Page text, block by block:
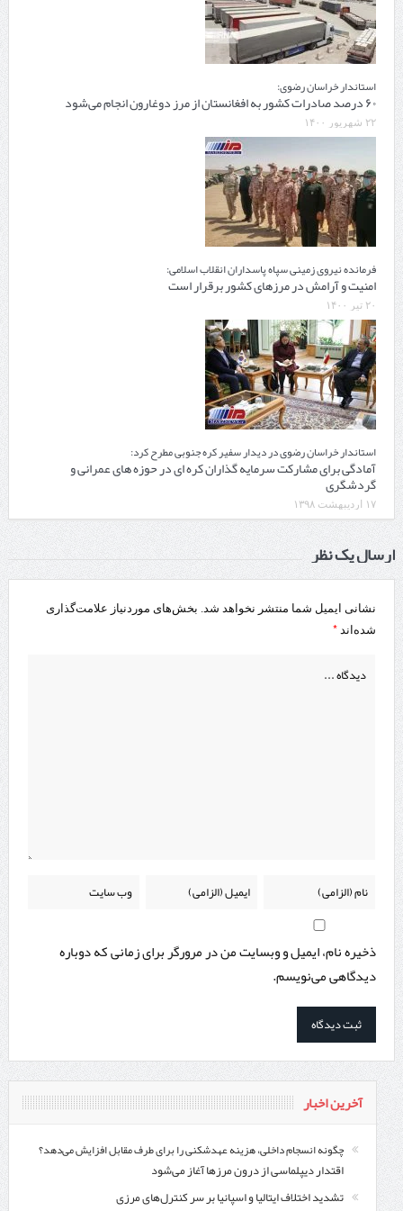
استاندار خراسان رضوی:
۶۰ درصد صادرات کشور به افغانستان از مرز دوغارون انجام می‌شود
۲۲ شهریور ۱۴۰۰
فرمانده نیروی زمینی سپاه پاسداران انقلاب اسلامی:
امنیت و آرامش در مرزهای کشور برقرار است
۲۰ تیر ۱۴۰۰
استاندار خراسان رضوی در دیدار سفیر کره جنوبی مطرح کرد:
آمادگی برای مشارکت سرمایه گذاران کره ای در حوزه های عمرانی و
گردشگری
۱۷ اردیبهشت ۱۳۹۸
ارسال یک نظر
نشانی ایمیل شما منتشر نخواهد شد. بخش‌های موردنیاز علامت‌گذاری
شده‌اند *
ذخیره نام، ایمیل و وبسایت من در مرورگر برای زمانی که دوباره
دیدگاهی می‌نویسم.
آخرین اخبار
چگونه انسجام داخلی، هزینه عهدشکنی را برای طرف مقابل افزایش می‌دهد؟
اقتدار دیپلماسی از درون مرزها آغاز می‌شود
تشدید اختلاف ایتالیا و اسپانیا بر سر کنترل‌های مرزی